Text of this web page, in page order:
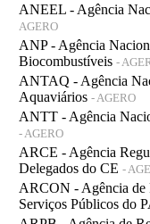
ANEEL - Agência
AGERO
ANP - Agência
Biocombustíveis -
ANTAQ - Agência
Aquaviários - AGERO
ANTT - Agência
- AGERO
ARCE - Agência
Delegados do CE -
ARCON - Agência de
Serviços Públicos do